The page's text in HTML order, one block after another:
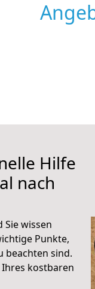
Hilfe
nach
wissen
Punkte,
beachten sind.
kostbaren